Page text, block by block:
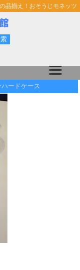
品揃え！おそうじモネッツ
ハードケース